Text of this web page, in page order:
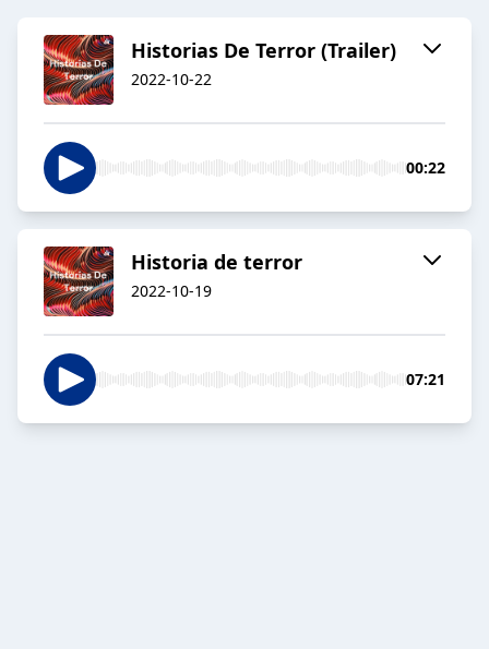
Historias De Terror (Trailer)
2022-10-22
00:22
Historia de terror
2022-10-19
07:21